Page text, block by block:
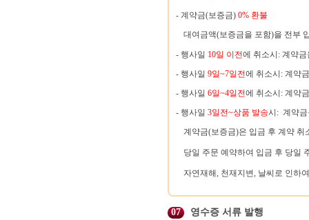
- 계약금(보증금) 0% 환불
대여금액(보증금을 포함)을 전부
- 행사일 10일 이전에 취소시: 계약
- 행사일 9일~7일전에 취소시: 계약
- 행사일 6일~4일전에 취소시: 계약
- 행사일 3일전~상품 발송시: 계약
계약금(보증금)은 입금 후 계약 취
당일 주문 예약하여 입금 후 당일
자연재해, 천재지변, 날씨로 인하
07 영수증 서류 발행